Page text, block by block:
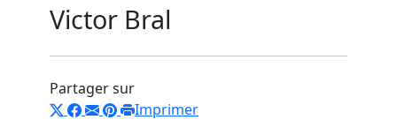
Victor Bral
Partager sur
Imprimer